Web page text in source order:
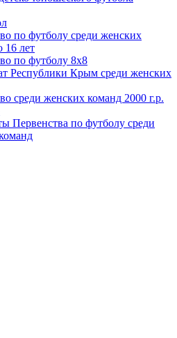
по футболу среди женских
16 лет
по футболу 8х8
Республики Крым среди женских
среди женских команд 2000 г.р.
Первенства по футболу среди